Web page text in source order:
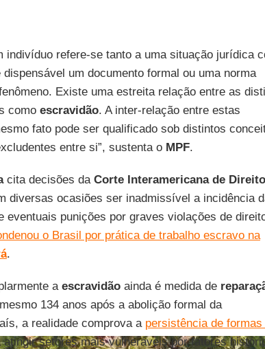
indivíduo refere-se tanto a uma situação jurídica
um documento formal ou uma norma
Existe uma estreita relação entre as
como escravidão. A inter-relação entre estas
fato pode ser qualificado sob distintos
entre si”, sustenta o MPF.
cita decisões da Corte Interamericana de
diversas ocasiões ser inadmissível a incidência
eventuais punições por graves violações de
o Brasil por prática de trabalho escravo na
.
a escravidãoainda é medida de
134 anos após a abolição formal da
a realidade comprova a persistência de formas
atingir setores mais vulneráveis por fatores